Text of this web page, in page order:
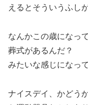
えるとそういうふし
なんかこの歳になっ
葬式があるんだ？
みたいな感じになっ
ナイスデイ、かどう